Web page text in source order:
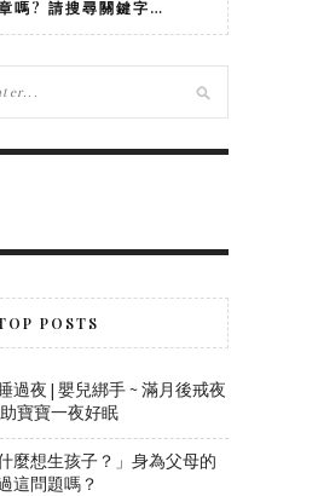
嗎? 請搜尋關鍵字…
POSTS
過夜 | 嬰兒綁手 ~ 滿月後戒夜
寶寶一夜好眠
什麼想生孩子？」身為父母的
這問題嗎？